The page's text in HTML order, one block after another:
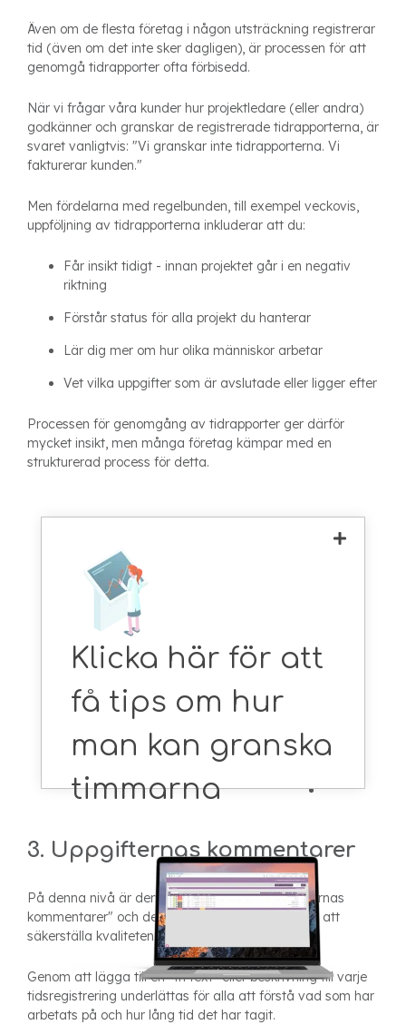
Även om de flesta företag i någon utsträckning registrerar
tid (även om det inte sker dagligen), är processen för att
genomgå tidrapporter ofta förbisedd.
När vi frågar våra kunder hur projektledare (eller andra)
godkänner och granskar de registrerade tidrapporterna, är
svaret vanligtvis: "Vi granskar inte tidrapporterna. Vi
fakturerar kunden."
Men fördelarna med regelbunden, till exempel veckovis,
uppföljning av tidrapporterna inkluderar att du:
Får insikt tidigt - innan projektet går i en negativ
riktning
Förstår status för alla projekt du hanterar
Lär dig mer om hur olika människor arbetar
Vet vilka uppgifter som är avslutade eller ligger efter
Processen för genomgång av tidrapporter ger därför
mycket insikt, men många företag kämpar med en
strukturerad process för detta.
Klicka här för att
få tips om hur
man kan granska
timmarna
Allokerad/Registrerad tid. Den visar
registrerad och
spenderad
3. Uppgifternas kommentarer
På denna nivå är den tredje processen "uppgifternas
kommentarer" och det är projektledarens ansvar att
säkerställa kvaliteten på kommentarerna.
Genom att lägga till en "fri text" eller beskrivning till varje
tidsregistrering underlättas för alla att förstå vad som har
arbetats på och hur lång tid det har tagit.